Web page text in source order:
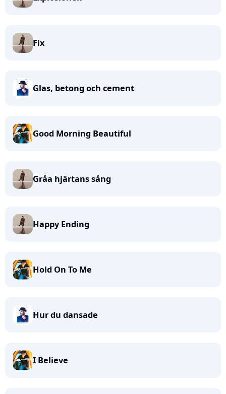
Fix
Glas, betong och cement
Good Morning Beautiful
Gråa hjärtans sång
Happy Ending
Hold On To Me
Hur du dansade
I Believe